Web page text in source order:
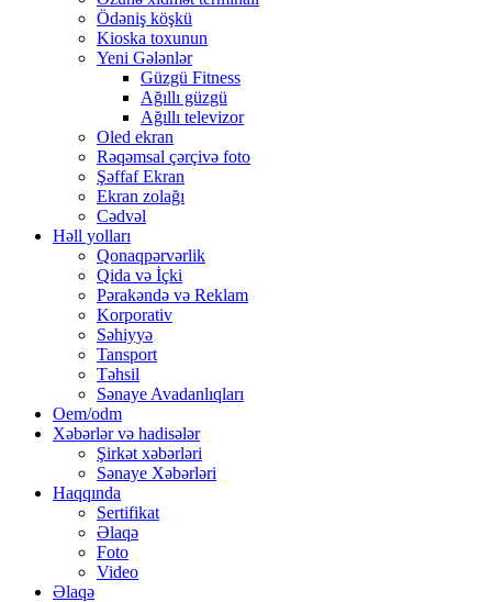
Ödəniş köşkü
Kioska toxunun
Yeni Gələnlər
Güzgü Fitness
Ağıllı güzgü
Ağıllı televizor
Oled ekran
Rəqəmsal çərçivə foto
Şəffaf Ekran
Ekran zolağı
Cədvəl
Həll yolları
Qonaqpərvərlik
Qida və İçki
Pərakəndə və Reklam
Korporativ
Səhiyyə
Tansport
Təhsil
Sənaye Avadanlıqları
Oem/odm
Xəbərlər və hadisələr
Şirkət xəbərləri
Sənaye Xəbərləri
Haqqında
Sertifikat
Əlaqə
Foto
Video
Əlaqə